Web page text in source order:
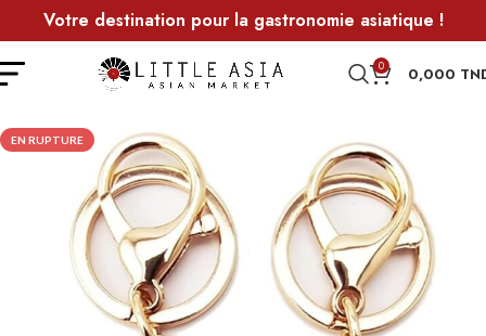
Votre destination pour la gastronomie asiatique !
0 0,000
EN RUPTURE